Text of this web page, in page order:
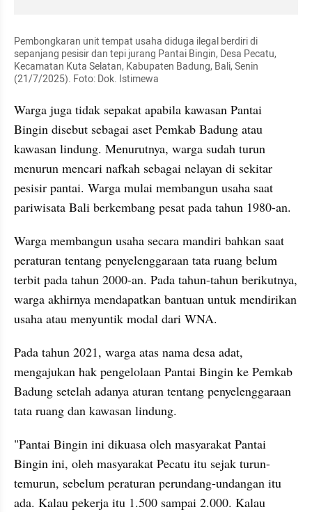
Pembongkaran unit tempat usaha diduga ilegal berdiri di
sepanjang pesisir dan tepi jurang Pantai Bingin, Desa Pecatu,
Kecamatan Kuta Selatan, Kabupaten Badung, Bali, Senin
(21/7/2025). Foto: Dok. Istimewa
Warga juga tidak sepakat apabila kawasan Pantai
Bingin disebut sebagai aset Pemkab Badung atau
kawasan lindung. Menurutnya, warga sudah turun
menurun mencari nafkah sebagai nelayan di sekitar
pesisir pantai. Warga mulai membangun usaha saat
pariwisata Bali berkembang pesat pada tahun 1980-an.
Warga membangun usaha secara mandiri bahkan saat
peraturan tentang penyelenggaraan tata ruang belum
terbit pada tahun 2000-an. Pada tahun-tahun berikutnya,
warga akhirnya mendapatkan bantuan untuk mendirikan
usaha atau menyuntik modal dari WNA.
Pada tahun 2021, warga atas nama desa adat,
mengajukan hak pengelolaan Pantai Bingin ke Pemkab
Badung setelah adanya aturan tentang penyelenggaraan
tata ruang dan kawasan lindung.
"Pantai Bingin ini dikuasa oleh masyarakat Pantai
Bingin ini, oleh masyarakat Pecatu itu sejak turun-
temurun, sebelum peraturan perundang-undangan itu
ada. Kalau pekerja itu 1.500 sampai 2.000. Kalau